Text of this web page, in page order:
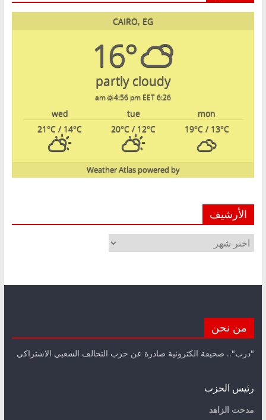
CAIRO, EG
16°
partly cloudy
6:26 am
4:56 pm EET
mon
tue
wed
19°C/ 13°C
20°C / 12°C
21°C / 14°C
powered by
Weather Atlas
الأرشيف
الأرشيف
من نحن
"درب".. صحيفة الكترونية صادرة عن حزب التحالف الشعبي الاشتراكي
رئيس الحزب
مدحت الزاهد